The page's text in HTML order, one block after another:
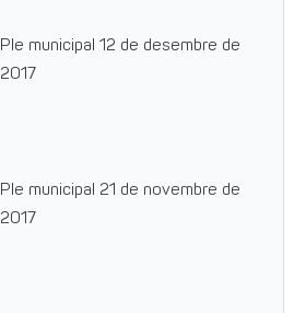
Ple municipal 12 de desembre de
2017
Ple municipal 21 de novembre de
2017